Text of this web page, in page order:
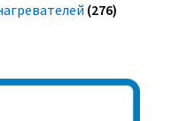
(276)